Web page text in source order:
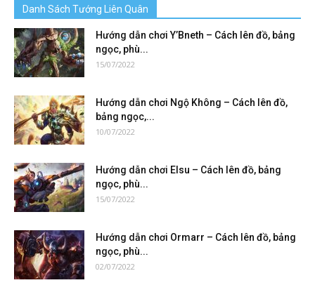
Danh Sách Tướng Liên Quân
Hướng dẫn chơi Y’Bneth – Cách lên đồ, bảng
ngọc, phù...
15/07/2022
Hướng dẫn chơi Ngộ Không – Cách lên đồ,
bảng ngọc,...
10/07/2022
Hướng dẫn chơi Elsu – Cách lên đồ, bảng
ngọc, phù...
15/07/2022
Hướng dẫn chơi Ormarr – Cách lên đồ, bảng
ngọc, phù...
02/07/2022